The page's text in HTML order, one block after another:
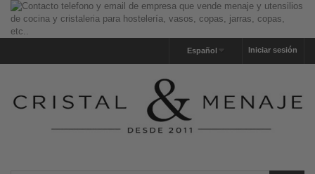
Iniciar sesión
Español